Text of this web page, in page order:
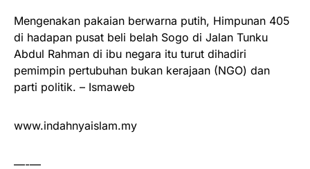
Mengenakan pakaian berwarna putih, Himpunan 405
di hadapan pusat beli belah Sogo di Jalan Tunku
Abdul Rahman di ibu negara itu turut dihadiri
pemimpin pertubuhan bukan kerajaan (NGO) dan
parti politik. – Ismaweb
www.indahnyaislam.my
—-—